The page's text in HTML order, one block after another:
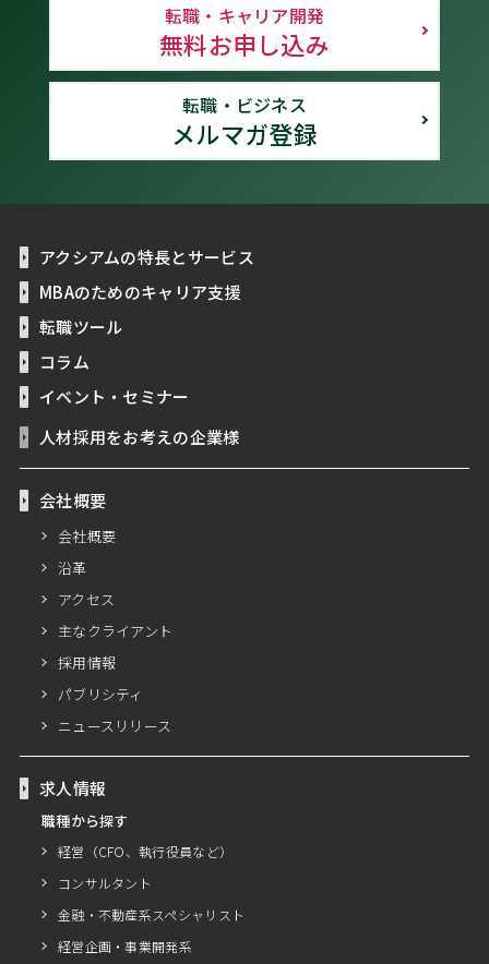
転職・キャリア開発
無料お申し込み
転職・ビジネス
メルマガ登録
アクシアムの特長とサービス
MBAのためのキャリア支援
転職ツール
コラム
イベント・セミナー
人材採用をお考えの企業様
会社概要
会社概要
沿革
アクセス
主なクライアント
採用情報
パブリシティ
ニュースリリース
求人情報
職種から探す
経営（CFO、執行役員など）
コンサルタント
金融・不動産系スペシャリスト
経営企画・事業開発系